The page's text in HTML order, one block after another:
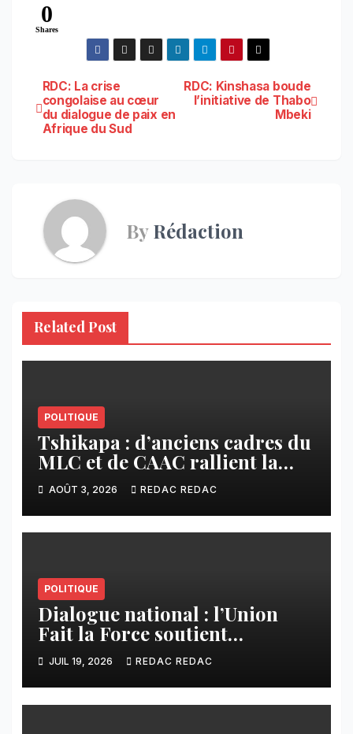
0
Shares
Navigation
de
RDC: Kinshasa boude
l’initiative de Thabo
Mbeki
RDC: La crise
congolaise au cœur
du dialogue de paix en
Afrique du Sud
ByRédaction
Related Post
POLITIQUE
Tshikapa : d’anciens cadres du
MLC et de CAAC rallient la
Dynamique pour la
Transformation du Congo
AOÛT 3, 2026 REDAC REDAC
POLITIQUE
Dialogue national : l’Union
Fait la Force soutient
l’initiative de Tshisekedi et
s’oppose à la participation des
groupes armés
JUIL 19, 2026 REDAC REDAC